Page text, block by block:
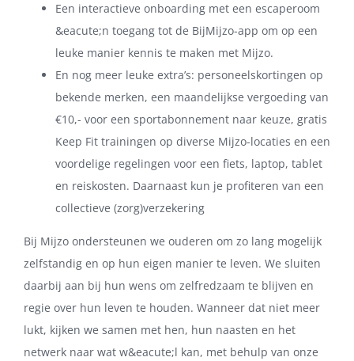
Een interactieve onboarding met een escaperoom
&eacute;n toegang tot de BijMijzo-app om op een
leuke manier kennis te maken met Mijzo.
En nog meer leuke extra’s: personeelskortingen op
bekende merken, een maandelijkse vergoeding van
€10,- voor een sportabonnement naar keuze, gratis
Keep Fit trainingen op diverse Mijzo-locaties en een
voordelige regelingen voor een fiets, laptop, tablet
en reiskosten. Daarnaast kun je profiteren van een
collectieve (zorg)verzekering
Bij Mijzo ondersteunen we ouderen om zo lang mogelijk
zelfstandig en op hun eigen manier te leven. We sluiten
daarbij aan bij hun wens om zelfredzaam te blijven en
regie over hun leven te houden. Wanneer dat niet meer
lukt, kijken we samen met hen, hun naasten en het
netwerk naar wat w&eacute;l kan, met behulp van onze